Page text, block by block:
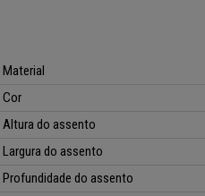
Material
Cor
Altura do assento
Largura do assento
Profundidade do assento